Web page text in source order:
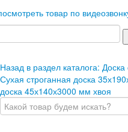
Назад в раздел каталога:
Сухая строганная доска
доска 45х140х3000 мм хвоя